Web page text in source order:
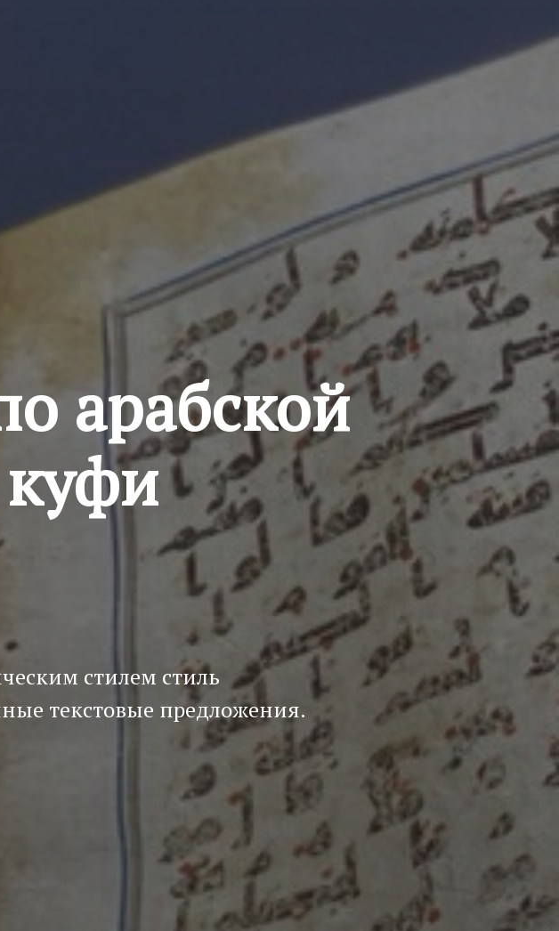
арабской
стилем стиль
текстовые предложения.